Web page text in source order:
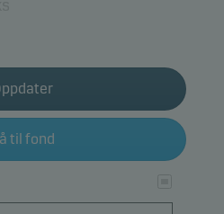
til fond